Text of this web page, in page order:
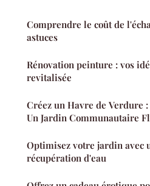
Comprendre le coût de
astuces
Rénovation peinture : vos
revitalisée
Créez un Havre de Verdure
Un Jardin Communautaire
Optimisez votre jardin avec
récupération d'eau